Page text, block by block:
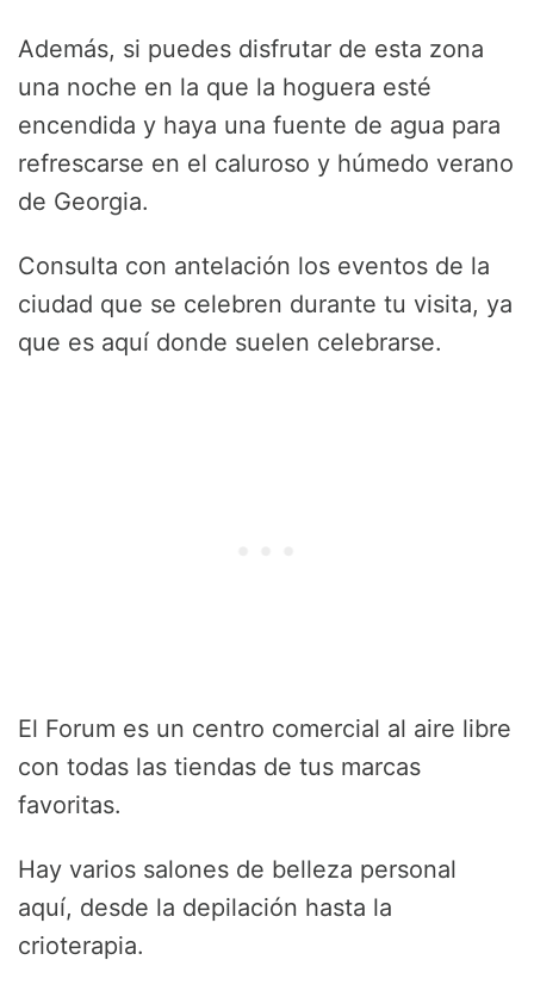
Además, si puedes disfrutar de esta zona
una noche en la que la hoguera esté
encendida y haya una fuente de agua para
refrescarse en el caluroso y húmedo verano
de Georgia.
Consulta con antelación los eventos de la
ciudad que se celebren durante tu visita, ya
que es aquí donde suelen celebrarse.
El Forum es un centro comercial al aire libre
con todas las tiendas de tus marcas
favoritas.
Hay varios salones de belleza personal
aquí, desde la depilación hasta la
crioterapia.